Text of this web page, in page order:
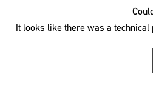
It looks like there was a